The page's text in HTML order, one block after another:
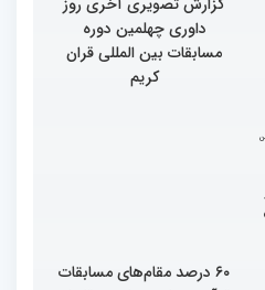
گزارش تصویری آخری روز